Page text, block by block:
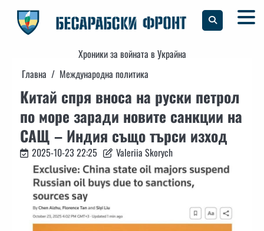
content
Хроники за войната в Украйна
Главна
Международна политика
Китай спря вноса на руски петрол
по море заради новите санкции на
САЩ – Индия също търси изход
2025-10-23 22:25 Valeriia Skorych